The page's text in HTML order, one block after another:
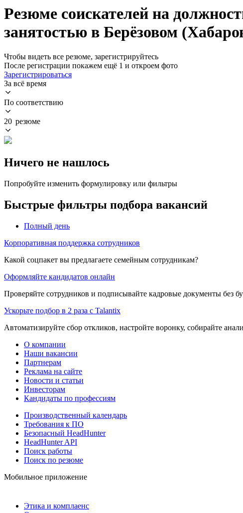
Резюме соискателей на
занятостью в Берёзовом
Чтобы видеть все резюме, зарегистрируйтесь
После регистрации покажем ещё 1 и откроем фото
Зарегистрироваться
За всё время
По соответствию
20 резюме
Ничего не нашлось
Попробуйте изменить формулировку или фильтры
Быстрые фильтры подбора вакансий
Полный день
Корпоративная поддержка сотрудников
Какой соцпакет вы предлагаете семейным сотрудникам?
Оформляйте кандидатов онлайн
Проверяйте сотрудников и подписывайте кадровые документы без
Ускорьте подбор в 2 раза с Talantix
Автоматизируйте сбор откликов, настройте воронку, собирайте
О компании
Наши вакансии
Партнерам
Реклама на сайте
Новости и статьи
Инвесторам
Кандидаты по профессиям
Производственный календарь
Требования к ПО
Безопасный HeadHunter
HeadHunter API
Поиск работы
Поиск по резюме
Мобильное приложение
Этика и комплаенс